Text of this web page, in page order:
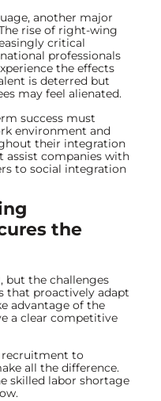
another major
rise of right-wing
critical
professionals
the effects
is deterred but
may feel alienated.
success must
environment and
their integration
assist companies with
to social integration
the
but the challenges
that proactively adapt
advantage of the
a clear competitive
to
all the difference.
skilled labor shortage